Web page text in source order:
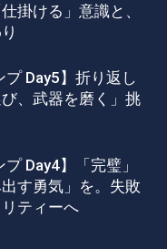
掛ける」意識と、
プ Day5】折り返し
、武器を磨く」挑
プ Day4】「完璧」
す勇気」を。失敗
ティーへ